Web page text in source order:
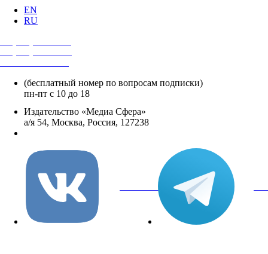
EN
RU
(бесплатный номер по вопросам подписки)
пн-пт с 10 до 18
Издательство «Медиа Сфера»
а/я 54, Москва, Россия, 127238
вКонтакте